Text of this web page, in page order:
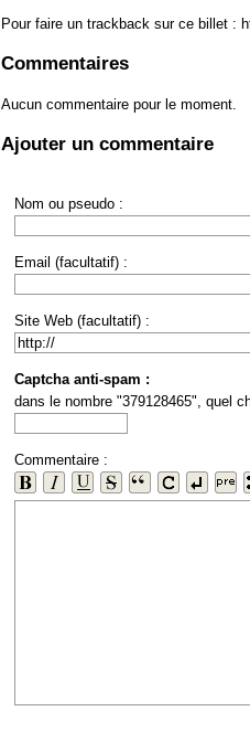
Pour faire un trackback sur ce billet :
Commentaires
Aucun commentaire pour le moment.
Ajouter un commentaire
Nom ou pseudo :
Email (facultatif) :
Site Web (facultatif) :
Captcha anti-spam :
dans le nombre "379128465", quel
Commentaire :